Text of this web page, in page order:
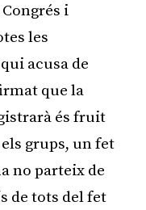
i
les
acusa de
que la
és fruit
grups, un fet
no parteix de
de tots del fet